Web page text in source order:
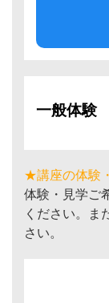
一般体験
★講座の体験
体験・見学ご
ください。ま
さい。